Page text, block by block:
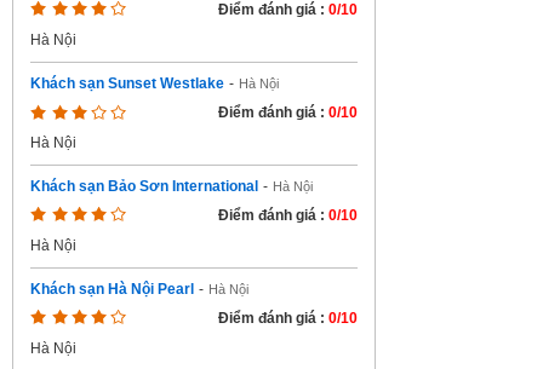
Điểm đánh giá : 0/10
Hà Nội
Khách sạn Sunset Westlake - Hà Nội
Điểm đánh giá : 0/10
Hà Nội
Khách sạn Bảo Sơn International - Hà Nội
Điểm đánh giá : 0/10
Hà Nội
Khách sạn Hà Nội Pearl - Hà Nội
Điểm đánh giá : 0/10
Hà Nội